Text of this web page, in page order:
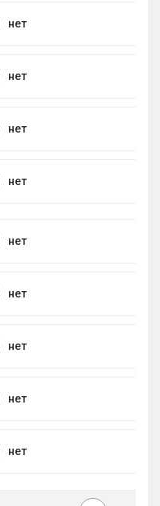
нет
нет
нет
нет
нет
нет
нет
нет
нет